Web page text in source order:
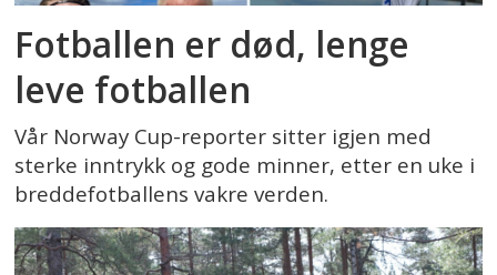
Fotballen er død, lenge
leve fotballen
Vår Norway Cup-reporter sitter igjen med
sterke inntrykk og gode minner, etter en uke i
breddefotballens vakre verden.